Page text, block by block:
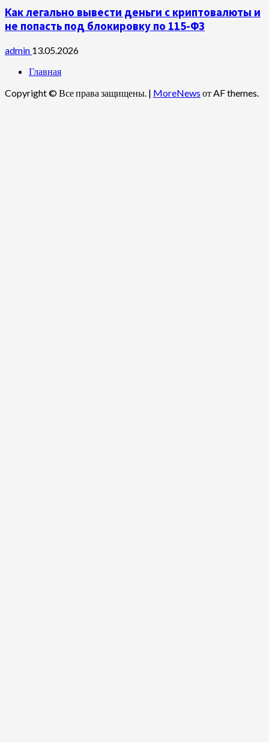
Как легально вывести деньги с криптовалюты и
не попасть под блокировку по 115-ФЗ
admin 13.05.2026
Главная
Copyright © Все права защищены. | MoreNews от AF themes.